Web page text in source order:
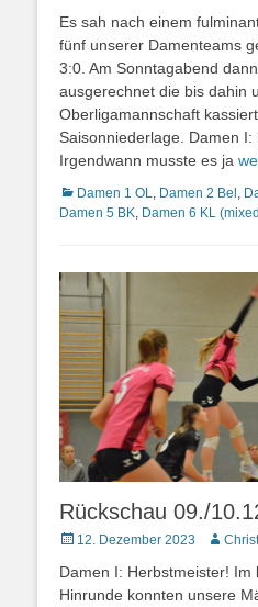
Es sah nach einem
fünf unserer Damenteams
3:0. Am Sonntagabend
ausgerechnet die bis dahin
Oberligamannschaft
Saisonniederlage. Damen
Irgendwann musste es ja
Kategorien
Damen 1 OL Damen 2 Bel
Damen 5 BK Damen 6 KL
Rückschau 09./
Posted12. Dezember 2023 Autor
Damen I: Herbstmeister! Im
Hinrunde konnten unsere